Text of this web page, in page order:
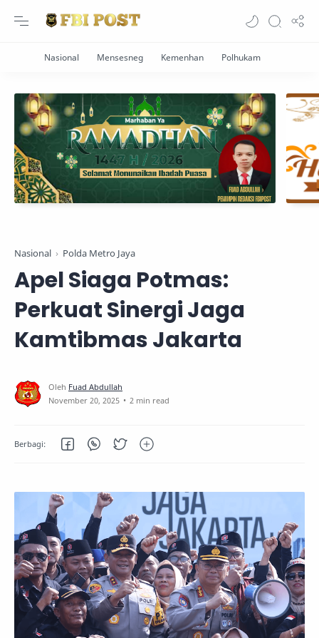
Nasional Polda Metro Jaya
Apel Siaga Potmas:
Perkuat Sinergi Jaga
Kamtibmas Jakarta
2 min read